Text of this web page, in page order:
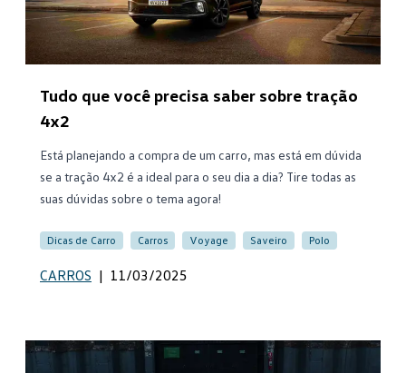
Tudo que você precisa saber sobre tração
4x2
Está planejando a compra de um carro, mas está em dúvida
se a tração 4x2 é a ideal para o seu dia a dia? Tire todas as
suas dúvidas sobre o tema agora!
Dicas de Carro Carros Voyage Saveiro Polo
CARROS | 11/03/2025